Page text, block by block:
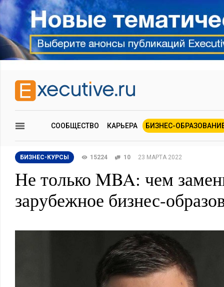
СООБЩЕСТВО КАРЬЕРА БИЗНЕС-
БИЗНЕС-КУРСЫ 15224 10 23 МАРТА 2022
Не только MBA: чем
зарубежное бизнес-